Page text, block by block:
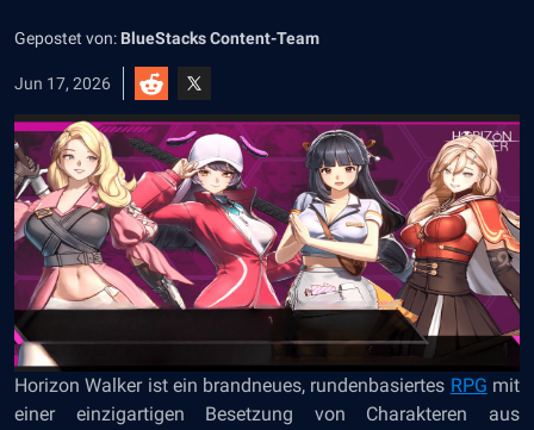
Gepostet von: BlueStacks Content-Team
Jun 17, 2026
Horizon Walkerist ein brandneues, rundenbasiertes RPG mit
einer einzigartigen Besetzung von Charakteren aus